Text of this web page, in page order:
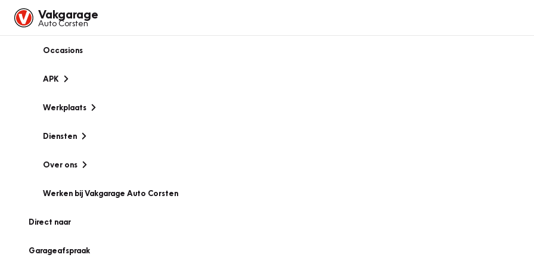
Vakgarage
Auto Corsten
Occasions
APK
Werkplaats
Diensten
Over ons
Werken bij Vakgarage Auto Corsten
Direct naar
Garageafspraak